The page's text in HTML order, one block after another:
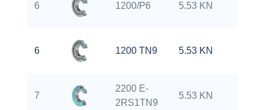
6 1200/P6 5.53 KN
6 1200 TN9 5.53 KN
7
2200 E-
2RS1TN9
5.53 KN